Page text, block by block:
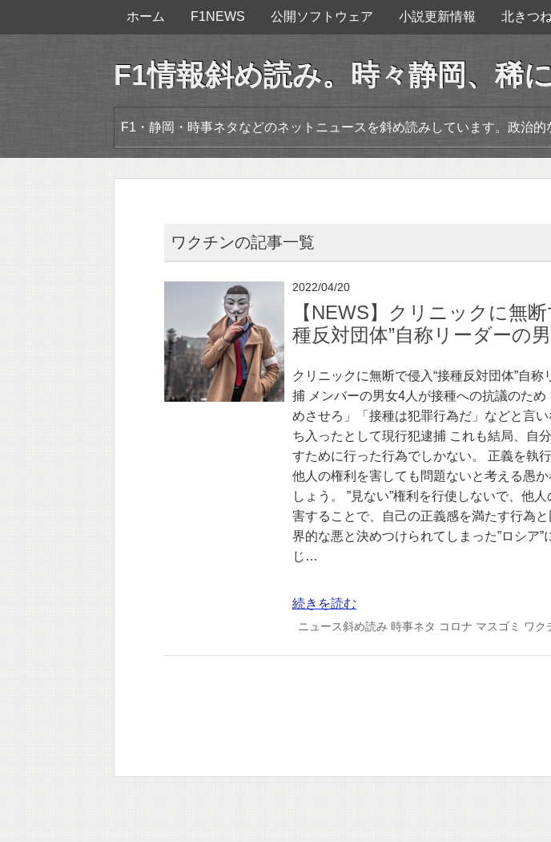
ホーム F1NEWS 公開ソフトウェア 小説更新情報 北きつ
F1情報斜め読み。時々静岡、稀
F1・静岡・時事ネタなどのネットニュースを斜め読みしています。政治的
ワクチンの記事一覧
2022/04/20
【NEWS】クリニックに無
種反対団体”自称リーダーの
クリニックに無断で侵入“接種反対団体”自称
捕 メンバーの男女4人が接種への抗議のため
めさせろ」「接種は犯罪行為だ」などと言
ち入ったとして現行犯逮捕 これも結局、自
すために行った行為でしかない。 正義を執行
他人の権利を害しても問題ないと考える愚
しょう。 ”見ない”権利を行使しないで、他人
害することで、自己の正義感を満たす行為
界的な悪と決めつけられてしまった”ロシア”
じ…
続きを読む
ニュース斜め読み 時事ネタ コロナ マスゴミ ワク